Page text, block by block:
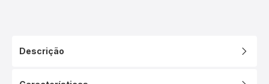
Descrição